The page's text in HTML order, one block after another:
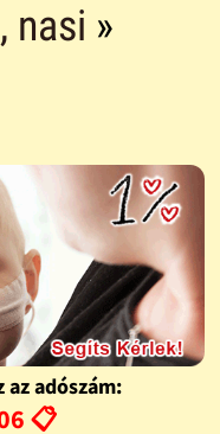
nasi »
adószám:
📋